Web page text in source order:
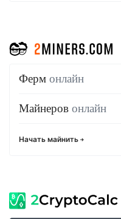
Ферм онлайн
Майнеров онлайн
Начать майнить